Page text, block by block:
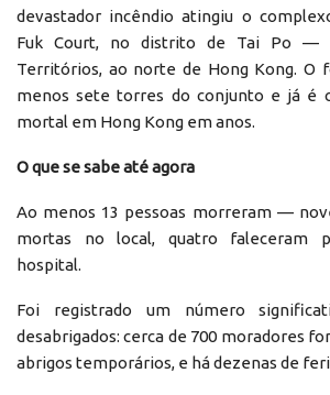
devastador incêndio atingiu o
Fuk Court, no distrito de Tai Po —
Territórios, ao norte de Hong Kong. O
menos sete torres do conjunto e já é
mortal em Hong Kong em anos.
O que se sabe até agora
Ao menos 13 pessoas morreram —
mortas no local, quatro faleceram
hospital.
Foi registrado um número
desabrigados: cerca de 700 moradores
abrigos temporários, e há dezenas de